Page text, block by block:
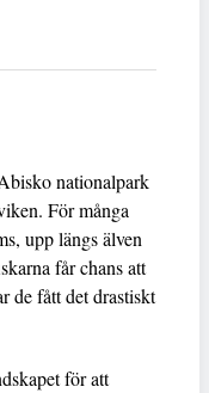
nationalpark
För många
upp längs älven
får chans att
de fått det drastiskt
för att